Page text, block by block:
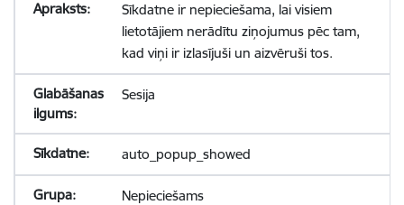
Sīkdatne ir nepieciešama, lai visiem
lietotājiem nerādītu ziņojumus pēc tam,
kad viņi ir izlasījuši un aizvēruši tos.
Sesija
auto_popup_showed
Nepieciešams